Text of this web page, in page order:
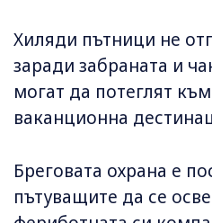
Хиляди пътници не
заради забраната и
могат да потеглят
ваканционна
Бреговата охрана е
пътуващите да се